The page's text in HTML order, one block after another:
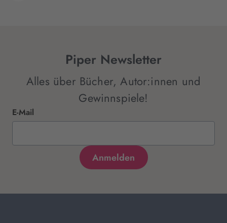
Piper Newsletter
Alles über Bücher, Autor:innen und
Gewinnspiele!
E-Mail